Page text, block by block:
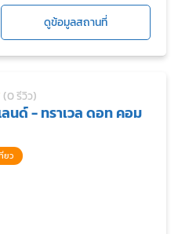
ดูข้อมูลสถานที่
(0 รีวิว)
นด์ - ทราเวล ดอท คอม
ยว